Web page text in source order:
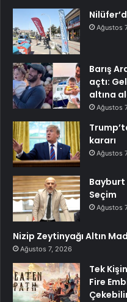
Ağustos
Barış
açtı:
altına
Ağustos
kararı
Ağustos
Bayburt
Seçim
Ağustos
Nizip Zeytinyağı Altın
Ağustos 7, 2026
Tek
Fire